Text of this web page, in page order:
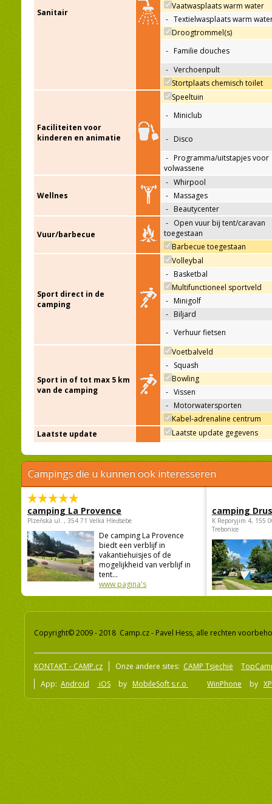
Sanitair
Vaatwasplaats warm water
- Textielwasplaats warm
Droogtrommel(s)
- Familie douches
- Verchoenpult
Stortplaats chemisch toilet
Faciliteiten voor
kinderen en animatie
Speeltuin
- Miniclub
- Disco
- Programma/uitstapjes voor
volwassene
Wellnes
- Whirpool
- Massages
- Beautycenter
Vuur/barbecue
- Open vuur bij tent/caravan
toegestaan
Barbecue toegestaan
Sport direct in de
camping
Volleybal
- Basketbal
Multifunctioneel sportveld
- Minigolf
- Biljard
- Verhuur fietsen
Sport in of tot max 5 km
van de camping
Voetbalveld
- Squash
Bowling
- Vissen
- Motorwatersporten
Kabel-adrenaline centrum
Laatste update
Laatste update gegevens
Campings die u kunnen ook interesseren
camping La Provence
Plzeňská ul. , 354 71 Velká Hleďsebe
De camping La Provence
biedt een verblijf in
vakantiehuisjes of de
mogelijkheid van verblijf in
tent...
www pagina's
camping
K Reporyjim 4, 155
Trebonice
Copyright© 2009 - 2018 Camp.cz - Pavel Hess, alle rechten
KONTAKT - CAMP.cz Onze andere sites: CAMP Tsjechië
App: Android iOS by MobileSoft s.r.o WinPhone by